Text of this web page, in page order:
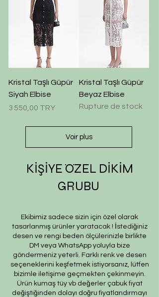
Kristal Taşlı Güpür
Siyah Elbise
Prix
3 550,00 TRY
Kristal Taşlı Güpür
Beyaz Elbise
Rupture de stock
Voir plus
KİŞİYE ÖZEL DİKİM
GRUBU
Ekibimiz sadece sizin için özel olarak
tasarlanmış ürünler yaratacak ! İstediğiniz
desen ve rengi beden ölçülerinizle birlikte
DM veya WhatsApp yoluyla bize
göndermeniz yeterli. Farklı renk ve desen
seçeneklerini keşfetmek istiyorsanız, lütfen
bizimle iletişime geçmekten çekinmeyin.
Ürün kumaş tüy vb değerler çabuk fiyat
değiştiğinden dolayı doğru fiyatlandırmayı